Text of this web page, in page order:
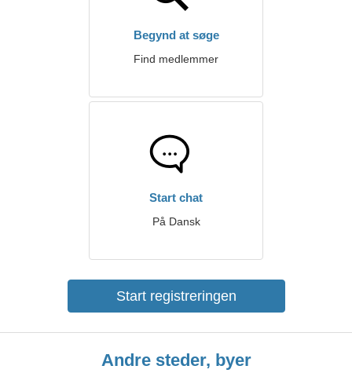
Begynd at søge
Find medlemmer
Start chat
På Dansk
Start registreringen
Andre steder, byer